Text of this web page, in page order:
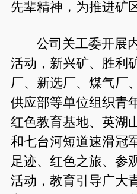
先辈精神，为推进矿
公司关工委开展
活动，新兴矿、胜利
厂、新选厂、煤气厂
供应部等单位组织青
红色教育基地、英湖
和七台河短道速滑冠
足迹、红色之旅、参
活动，教育引导广大